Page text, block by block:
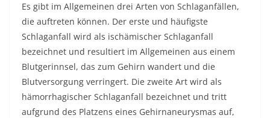
Es gibt im Allgemeinen drei Arten von Schlaganfällen,
die auftreten können. Der erste und häufigste
Schlaganfall wird als ischämischer Schlaganfall
bezeichnet und resultiert im Allgemeinen aus einem
Blutgerinnsel, das zum Gehirn wandert und die
Blutversorgung verringert. Die zweite Art wird als
hämorrhagischer Schlaganfall bezeichnet und tritt
aufgrund des Platzens eines Gehirnaneurysmas auf,